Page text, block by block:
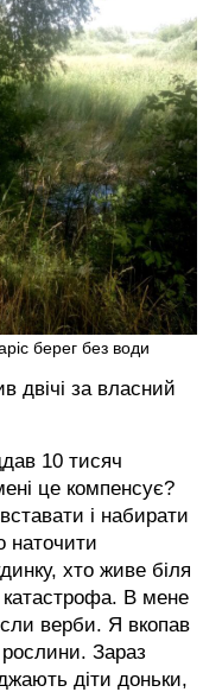
берег без води
двічі за власний
10 тисяч
це компенсує?
і набирати
наточити
хто живе біля
катастрофа. В мене
верби. Я вкопав
Зараз
діти доньки,